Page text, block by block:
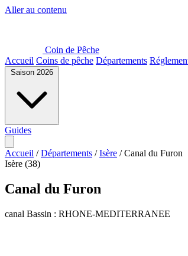
Aller au contenu
Coin de Pêche
Accueil Coins de pêche Départements
Saison 2026
Guides
Accueil / Départements / Isère / Canal du Furon
Isère (38)
Canal du Furon
canal Bassin : RHONE-MEDITERRANEE